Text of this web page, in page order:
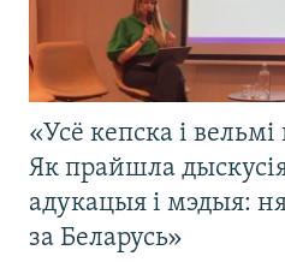
«Усё кепска і вельмі
Як прайшла
адукацыя і мэдыя:
за Беларусь»